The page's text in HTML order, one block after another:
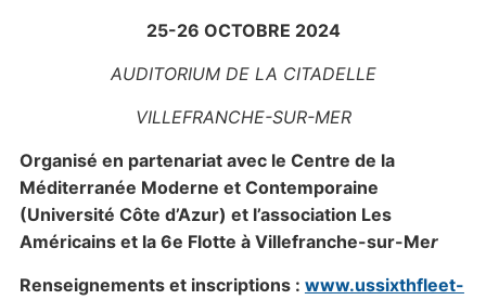
25-26 OCTOBRE 2024
AUDITORIUM DE LA CITADELLE
VILLEFRANCHE-SUR-MER
Organisé en partenariat avec le Centre de la
Méditerranée Moderne et Contemporaine
(Université Côte d’Azur) et l’association Les
Américains et la 6e Flotte à Villefranche-sur-Mer
Renseignements et inscriptions : www.ussixthfleet-